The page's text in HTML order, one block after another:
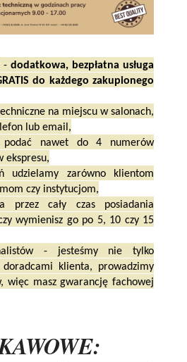
- dodatkowa, bezpłatna usługa
do każdego zakupionego
na miejscu w salonach,
lub email,
podać nawet do 4 numerów
ekspresu,
udzielamy zarówno klientom
czy instytucjom,
przez cały czas posiadania
wymienisz go po 5, 10 czy 15
- jesteśmy nie tylko
klienta, prowadzimy
więc masz gwarancję fachowej